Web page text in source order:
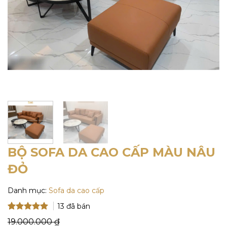
BỘ SOFA DA CAO CẤP MÀU NÂU
ĐỎ
Danh mục: Sofa da cao cấp
5trên 5
5
13 đã bán
19.000.000₫